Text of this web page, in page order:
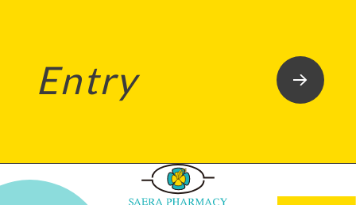
Entry